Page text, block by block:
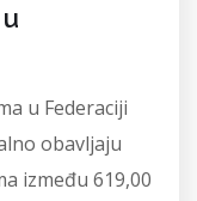
u Federaciji
obavljaju
između 619,00